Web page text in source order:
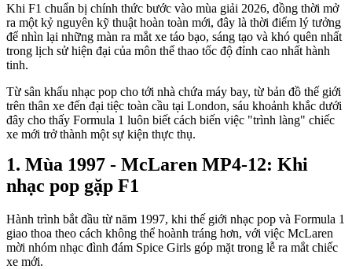
Khi F1 chuẩn bị chính thức bước vào mùa giải 2026, đồng thời mở
ra một kỷ nguyên kỹ thuật hoàn toàn mới, đây là thời điểm lý tưởng
để nhìn lại những màn ra mắt xe táo bạo, sáng tạo và khó quên nhất
trong lịch sử hiện đại của môn thể thao tốc độ đỉnh cao nhất hành
tinh.
Từ sân khấu nhạc pop cho tới nhà chứa máy bay, từ bản đồ thế giới
trên thân xe đến đại tiệc toàn cầu tại London, sáu khoảnh khắc dưới
đây cho thấy Formula 1 luôn biết cách biến việc "trình làng" chiếc
xe mới trở thành một sự kiện thực thụ.
Mùa 1997 - McLaren MP4-12: Khi
nhạc pop gặp F1
Hành trình bắt đầu từ năm 1997, khi thế giới nhạc pop và Formula 1
giao thoa theo cách không thể hoành tráng hơn, với việc McLaren
mời nhóm nhạc đình đám Spice Girls góp mặt trong lễ ra mắt chiếc
xe mới.